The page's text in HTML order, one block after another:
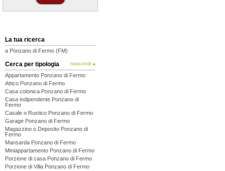
La tua ricerca
a Ponzano di Fermo (FM)
Cerca per tipologia nascondi ▴
Appartamento Ponzano di Fermo
Attico Ponzano di Fermo
Casa colonica Ponzano di Fermo
Casa indipendente Ponzano di
Fermo
Casale o Rustico Ponzano di Fermo
Garage Ponzano di Fermo
Magazzino o Deposito Ponzano di
Fermo
Mansarda Ponzano di Fermo
Miniappartamento Ponzano di Fermo
Porzione di casa Ponzano di Fermo
Porzione di Villa Ponzano di Fermo